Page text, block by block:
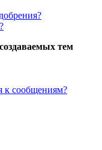
тем
к сообщениям?